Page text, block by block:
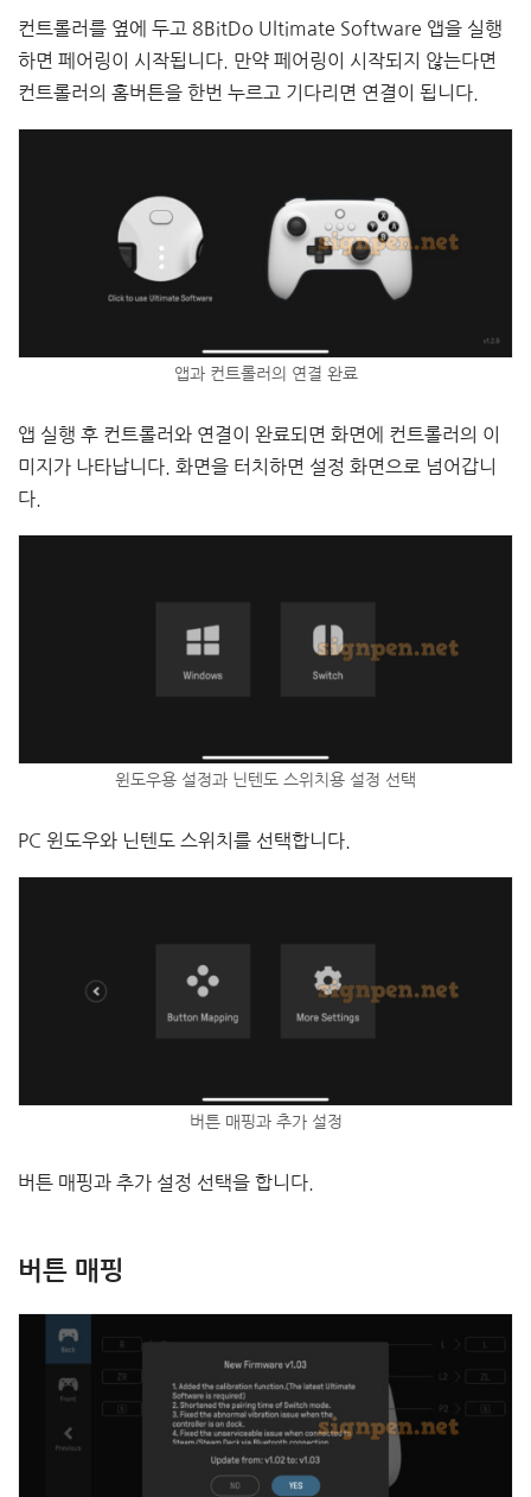
컨트롤러를 옆에 두고 8BitDo Ultimate Software 앱을 실행
하면 페어링이 시작됩니다. 만약 페어링이 시작되지 않는다면
컨트롤러의 홈버튼을 한번 누르고 기다리면 연결이 됩니다.
앱과 컨트롤러의 연결 완료
앱 실행 후 컨트롤러와 연결이 완료되면 화면에 컨트롤러의 이
미지가 나타납니다. 화면을 터치하면 설정 화면으로 넘어갑니
다.
윈도우용 설정과 닌텐도 스위치용 설정 선택
PC 윈도우와 닌텐도 스위치를 선택합니다.
버튼 매핑과 추가 설정
버튼 매핑과 추가 설정 선택을 합니다.
버튼 매핑